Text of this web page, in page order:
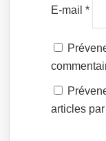
E-mail*
articles